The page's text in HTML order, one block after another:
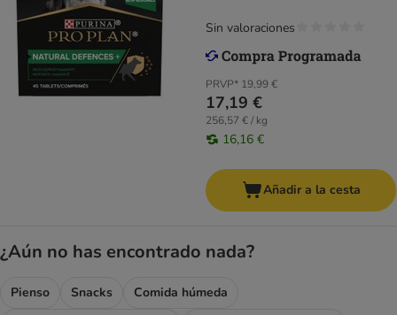
PRVP* 19,99 €
17,19 €
256,57 € / kg
16,16 €
Sin valoraciones
Añadir a la cesta
¿Aún no has encontrado nada?
Pienso Snacks
Comida húmeda